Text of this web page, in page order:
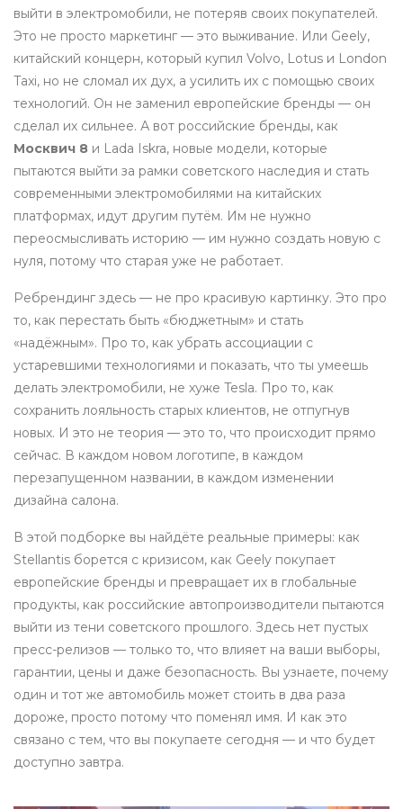
выйти в электромобили, не потеряв своих покупателей.
Это не просто маркетинг — это выживание. Или Geely,
китайский концерн, который купил Volvo, Lotus и London
Taxi, но не сломал их дух, а усилить их с помощью своих
технологий. Он не заменил европейские бренды — он
сделал их сильнее. А вот российские бренды, как
Москвич 8 и Lada Iskra, новые модели, которые
пытаются выйти за рамки советского наследия и стать
современными электромобилями на китайских
платформах, идут другим путём. Им не нужно
переосмысливать историю — им нужно создать новую с
нуля, потому что старая уже не работает.
Ребрендинг здесь — не про красивую картинку. Это про
то, как перестать быть «бюджетным» и стать
«надёжным». Про то, как убрать ассоциации с
устаревшими технологиями и показать, что ты умеешь
делать электромобили, не хуже Tesla. Про то, как
сохранить лояльность старых клиентов, не отпугнув
новых. И это не теория — это то, что происходит прямо
сейчас. В каждом новом логотипе, в каждом
перезапущенном названии, в каждом изменении
дизайна салона.
В этой подборке вы найдёте реальные примеры: как
Stellantis борется с кризисом, как Geely покупает
европейские бренды и превращает их в глобальные
продукты, как российские автопроизводители пытаются
выйти из тени советского прошлого. Здесь нет пустых
пресс-релизов — только то, что влияет на ваши выборы,
гарантии, цены и даже безопасность. Вы узнаете, почему
один и тот же автомобиль может стоить в два раза
дороже, просто потому что поменял имя. И как это
связано с тем, что вы покупаете сегодня — и что будет
доступно завтра.